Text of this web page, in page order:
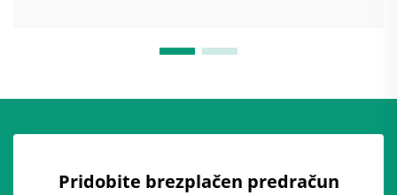
Pridobite brezplačen predračun